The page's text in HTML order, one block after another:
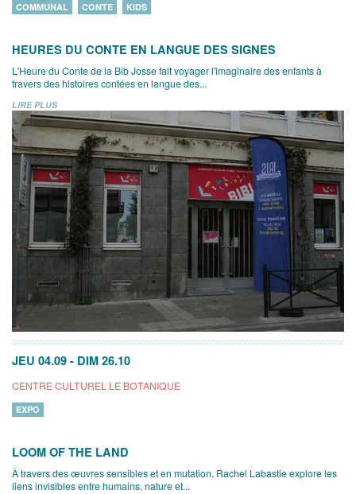
COMMUNAL CONTE KIDS
HEURES DU CONTE EN LANGUE DES SIGNES
L'Heure du Conte de la Bib Josse fait voyager l'imaginaire des enfants à
travers des histoires contées en langue des...
LIRE PLUS
JEU 04.09 - DIM 26.10
CENTRE CULTUREL LE BOTANIQUE
EXPO
LOOM OF THE LAND
À travers des œuvres sensibles et en mutation, Rachel Labastie explore les
liens invisibles entre humains, nature et...